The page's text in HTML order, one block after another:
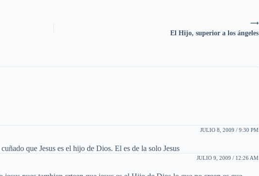
⟶
El Hijo, superior a los ángeles
JULIO 8, 2009 / 9:30 PM
que Jesus es el hijo de Dios. El es de la solo Jesus
JULIO 9, 2009 / 12:26 AM